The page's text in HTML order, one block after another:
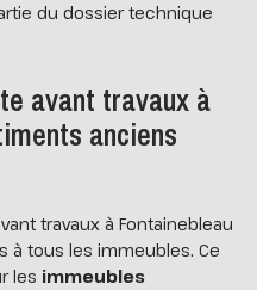
du dossier technique
avant travaux à
anciens
travaux à Fontainebleau
à tous les immeubles. Ce
les immeubles